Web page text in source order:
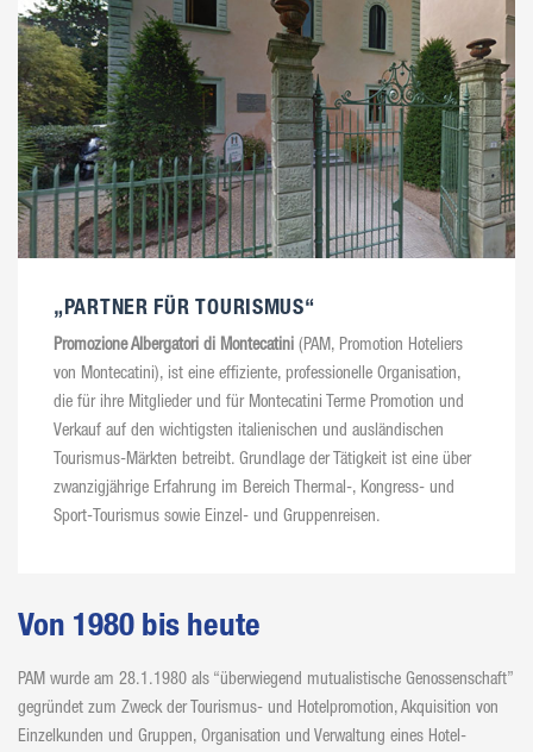
„PARTNER FÜR TOURISMUS“
Promozione Albergatori di Montecatini (PAM, Promotion Hoteliers
von Montecatini), ist eine effiziente, professionelle Organisation,
die für ihre Mitglieder und für Montecatini Terme Promotion und
Verkauf auf den wichtigsten italienischen und ausländischen
Tourismus-Märkten betreibt. Grundlage der Tätigkeit ist eine über
zwanzigjährige Erfahrung im Bereich Thermal-, Kongress- und
Sport-Tourismus sowie Einzel- und Gruppenreisen.
Von 1980 bis heute
PAM wurde am 28.1.1980 als “überwiegend mutualistische Genossenschaft”
gegründet zum Zweck der Tourismus- und Hotelpromotion, Akquisition von
Einzelkunden und Gruppen, Organisation und Verwaltung eines Hotel-